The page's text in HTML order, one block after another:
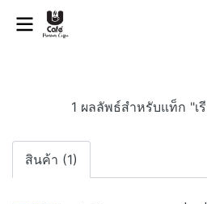
1 ผลลัพธ์สำหรับแท็ก "เ
สินค้า (1)